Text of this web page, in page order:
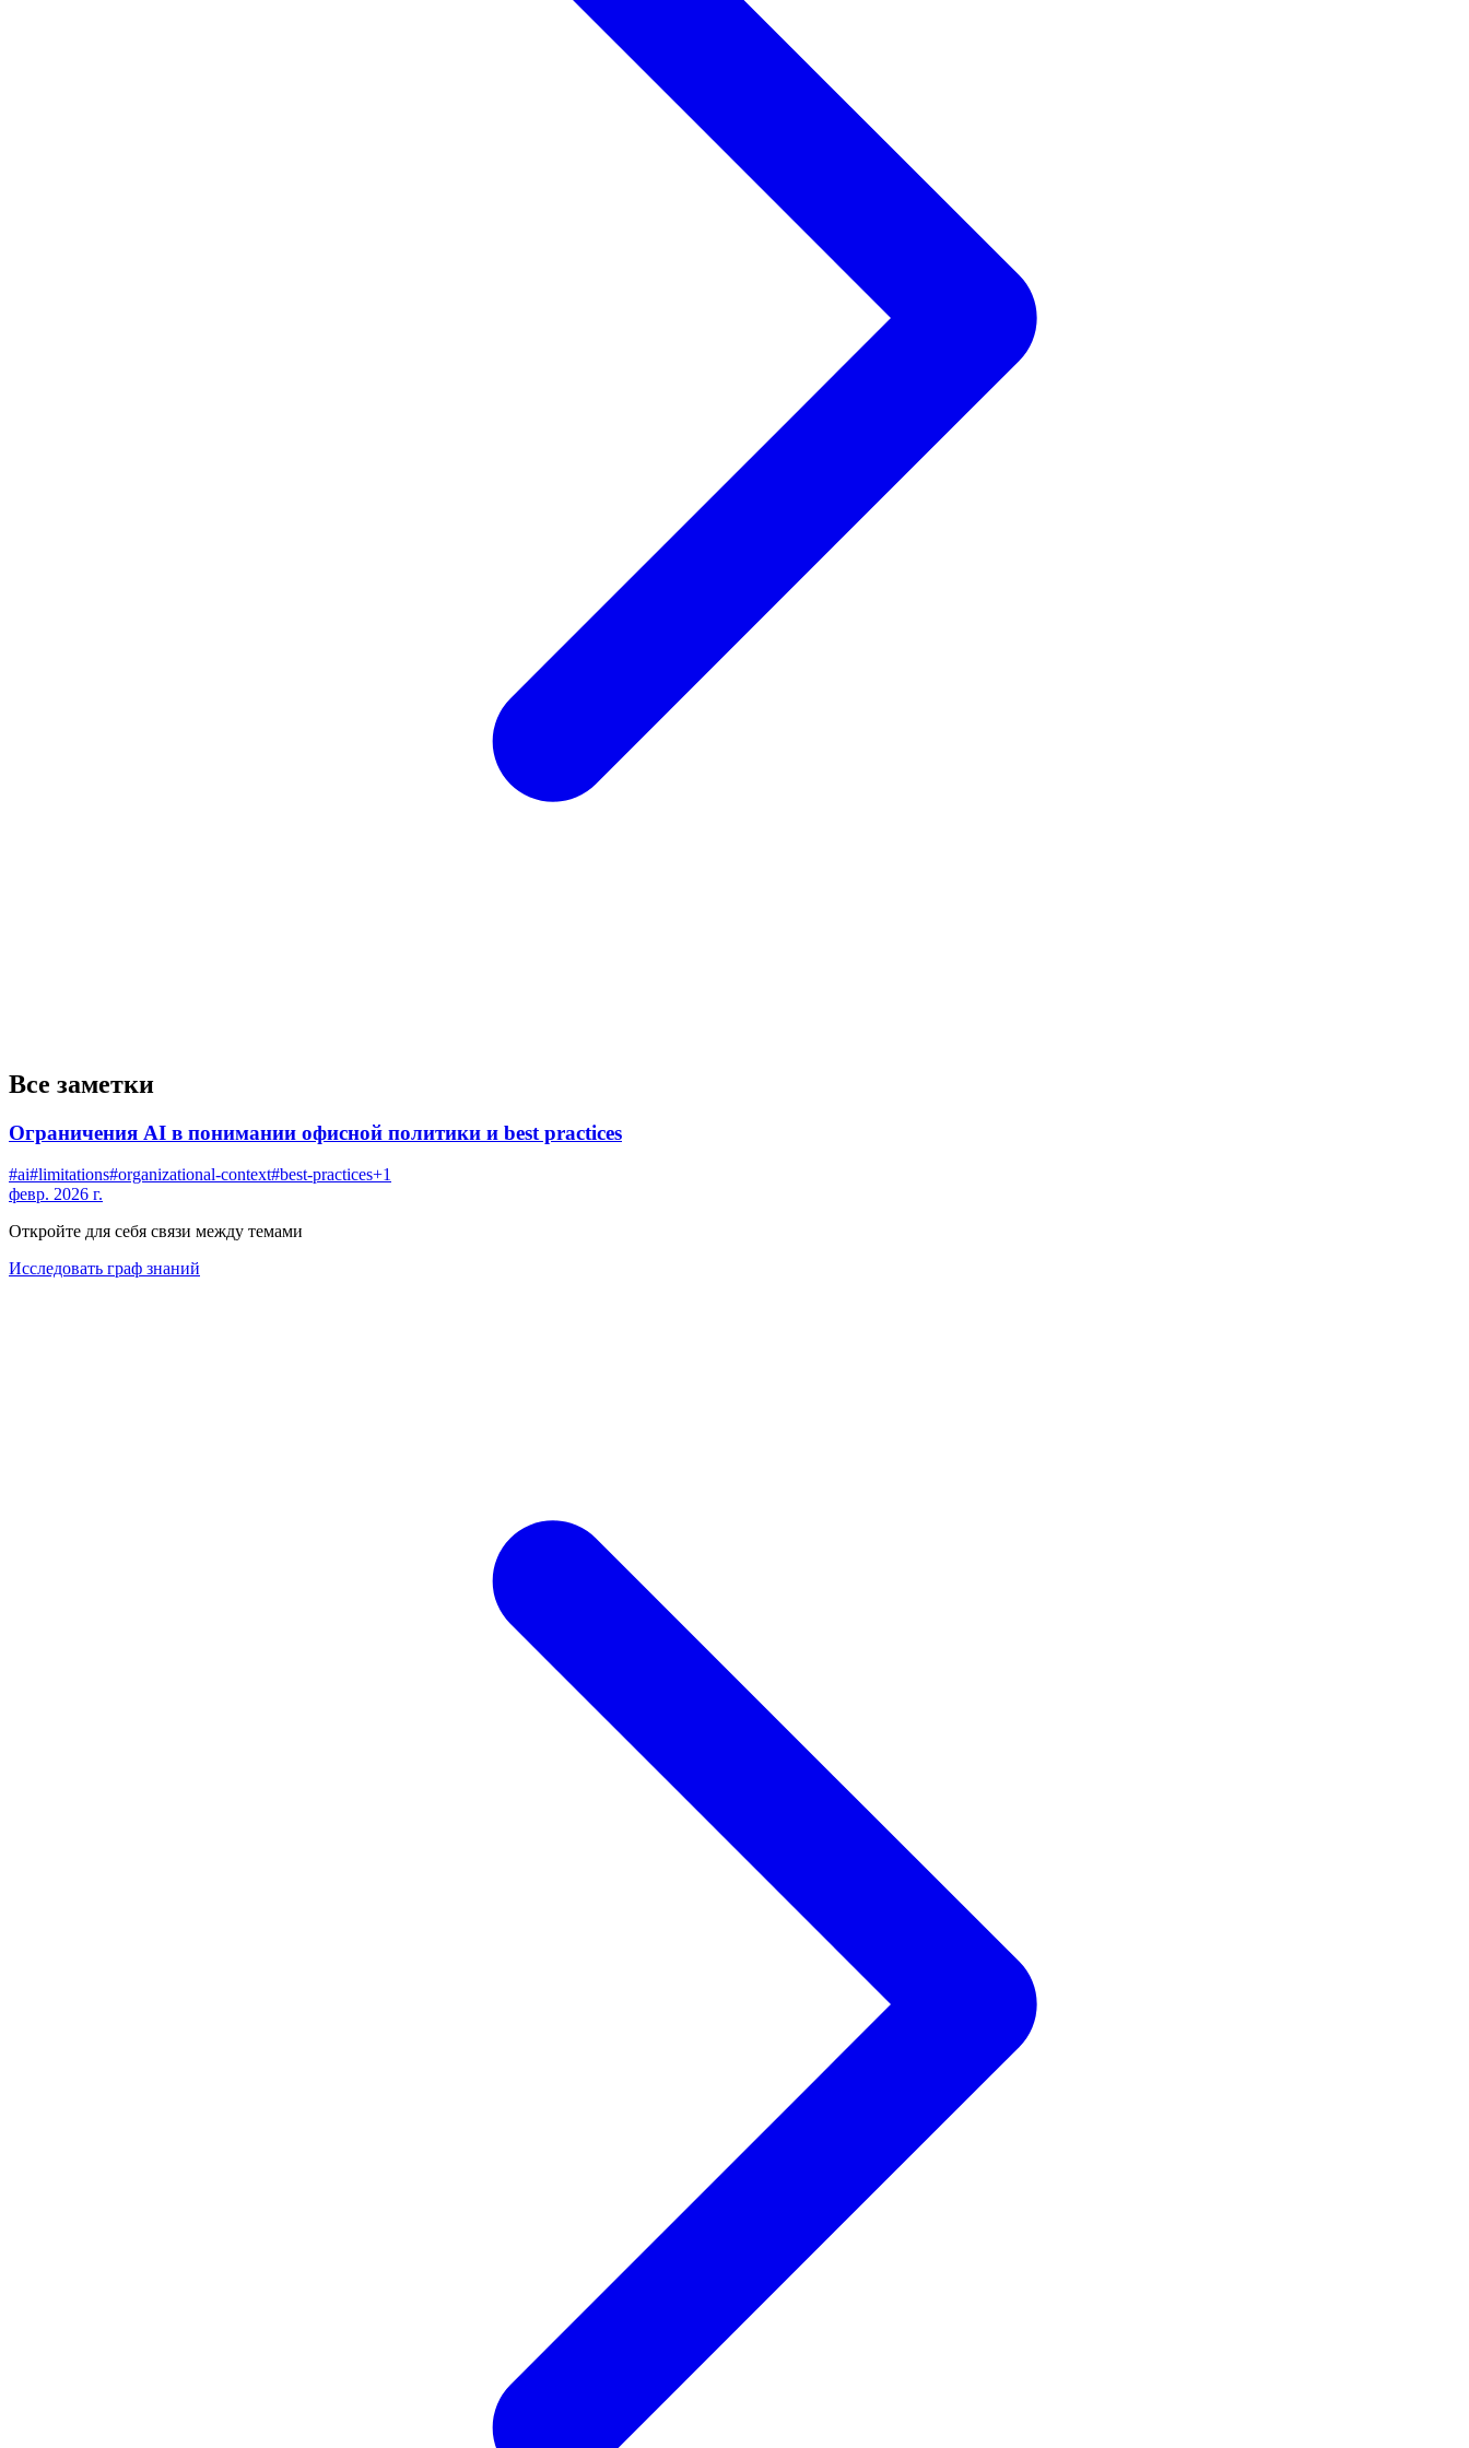
Все заметки
Ограничения AI в понимании офисной политики и best practices
#ai#limitations#organizational-context#best-practices+1
февр. 2026 г.
Откройте для себя связи между темами
Исследовать граф знаний